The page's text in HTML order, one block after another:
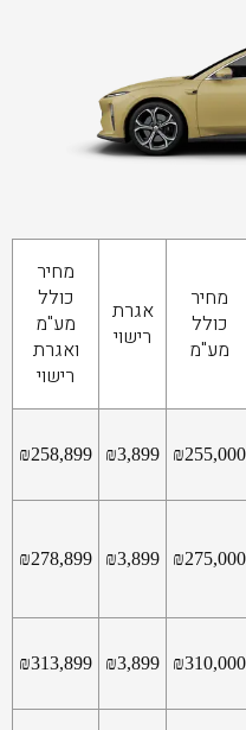
מחיר
כולל
מע"מ
אגרת
רישוי
מחיר
כולל
מע"מ
ואגרת
רישוי
₪255,000
₪3,899
₪258,899
₪275,000
₪3,899
₪278,899
₪310,000
₪3,899
₪313,899